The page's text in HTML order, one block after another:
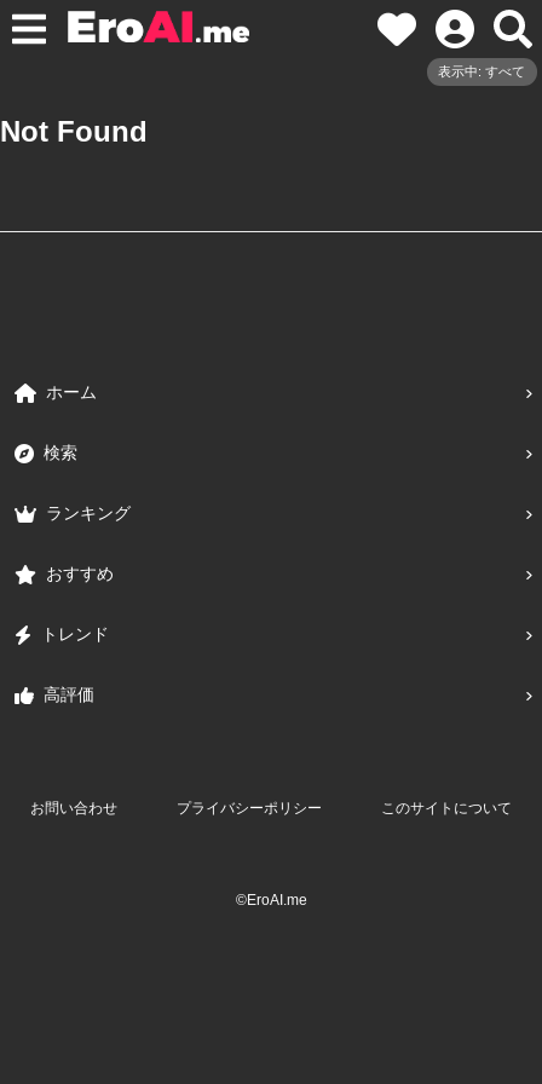
表示中: すべて
Not Found
ホーム
検索
ランキング
おすすめ
トレンド
高評価
お問い合わせ プライバシーポリシー このサイトについて
©EroAI.me